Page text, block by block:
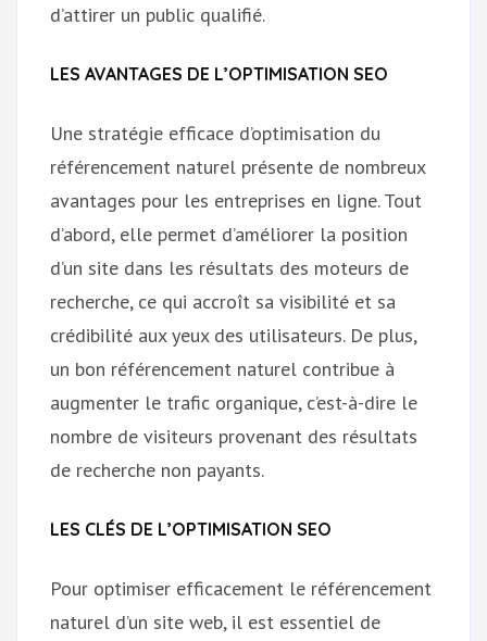
d’attirer un public qualifié.
LES AVANTAGES DE L’OPTIMISATION SEO
Une stratégie efficace d’optimisation du
référencement naturel présente de nombreux
avantages pour les entreprises en ligne. Tout
d’abord, elle permet d’améliorer la position
d’un site dans les résultats des moteurs de
recherche, ce qui accroît sa visibilité et sa
crédibilité aux yeux des utilisateurs. De plus,
un bon référencement naturel contribue à
augmenter le trafic organique, c’est-à-dire le
nombre de visiteurs provenant des résultats
de recherche non payants.
LES CLÉS DE L’OPTIMISATION SEO
Pour optimiser efficacement le référencement
naturel d’un site web, il est essentiel de